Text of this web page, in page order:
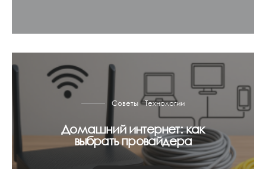
Советы Технологии
Домашний интернет: как
выбрать провайдера